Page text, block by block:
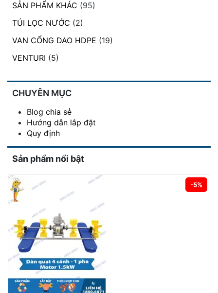
SẢN PHẨM KHÁC (95)
TÚI LỌC NƯỚC (2)
VAN CỔNG DAO HDPE (19)
VENTURI (5)
CHUYÊN MỤC
Blog chia sẻ
Hướng dẫn lắp đặt
Quy định
Sản phẩm nổi bật
-5%